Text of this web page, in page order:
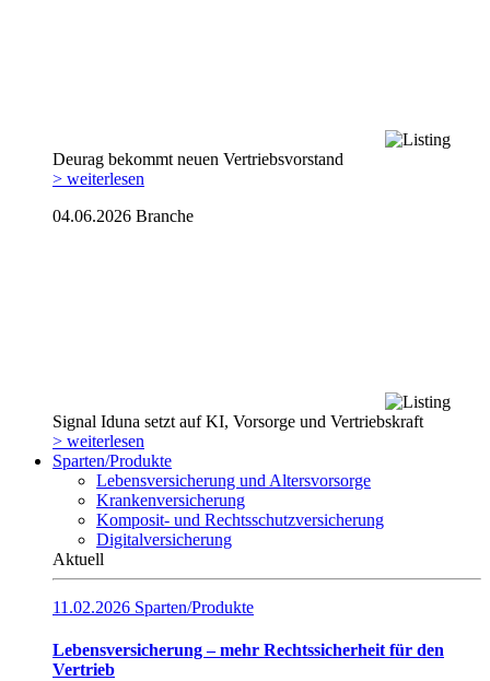
Deurag bekommt neuen Vertriebsvorstand
> weiterlesen
04.06.2026 Branche
Signal Iduna setzt auf KI, Vorsorge und Vertriebskraft
> weiterlesen
Sparten/Produkte
Lebensversicherung und Altersvorsorge
Krankenversicherung
Komposit- und Rechtsschutzversicherung
Digitalversicherung
Aktuell
11.02.2026 Sparten/Produkte
Lebensversicherung – mehr Rechtssicherheit für den
Vertrieb